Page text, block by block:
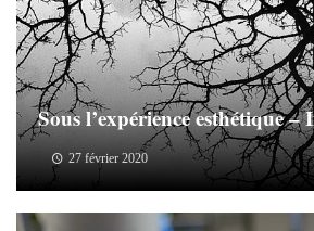
Sous l’expérience esthétique
27 février 2020